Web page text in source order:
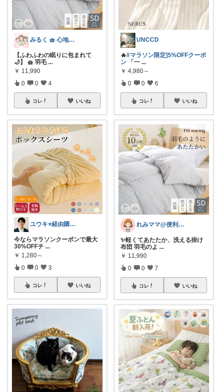
みるく 🧺 心地よい、上質な暮らしを
【ふわふわの眠りに包まれて
🌙】 🧺 羽毛 ...
￥ 11,990
0 0 4
コレ いいね
ユウキ⭐️経由購入感謝です！
今ならマラソンクーポンで最大
30%OFFチ ...
￥ 1,280～
0 0 3
コレ いいね
UNCCD
🔥#マラソン限定]5%OFFクーポ
ン 「一 ...
￥ 4,980～
0 0 6
コレ いいね
れみママ@便利雑貨¸¸kids
✨軽くてあたたか、洗える掛け
布団 羽毛のよ ...
￥ 11,990
0 0 7
コレ いいね